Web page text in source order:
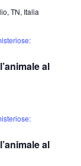
TN, Italia
al
al